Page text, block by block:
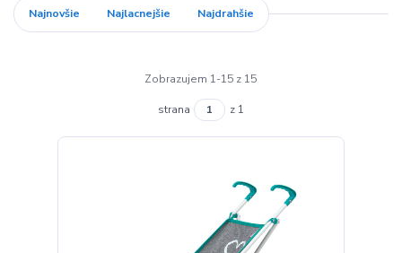
Najnovšie Najlacnejšie Najdrahšie
Zobrazujem 1-15 z 15
strana z 1